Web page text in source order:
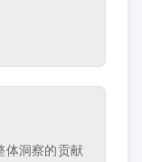
体洞察的贡献